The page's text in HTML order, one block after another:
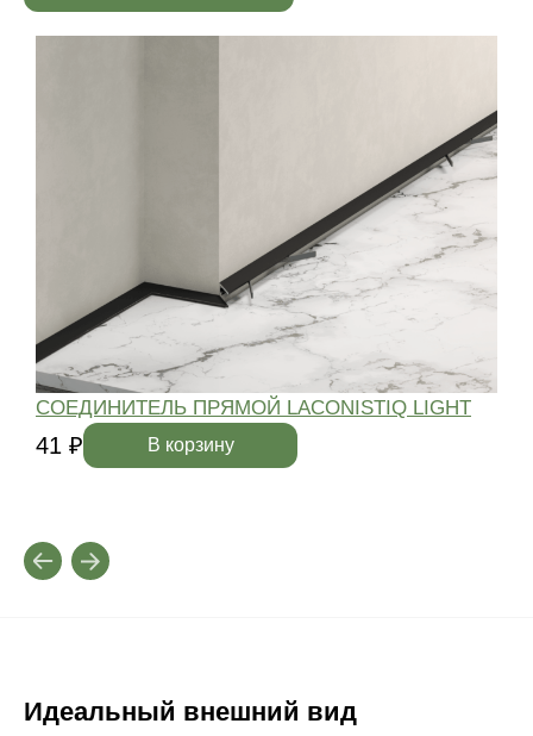
СОЕДИНИТЕЛЬ ПРЯМОЙ LACONISTIQ LIGHT
41 ₽ В корзину
Идеальный внешний вид